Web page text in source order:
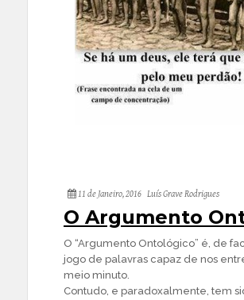
11 de Janeiro, 2016 Luís Grave Rodrigues
O Argumento
O “Argumento Ontológico” é, de
jogo de palavras capaz de nos
meio minuto.
Contudo, e paradoxalmente, tem